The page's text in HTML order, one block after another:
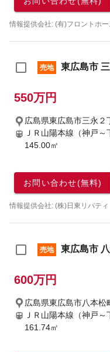
情報提供会社: (有)フロントホー
売地 東広島市
550万円
広島県東広島市三永２
ＪＲ山陽本線（神戸～
145.00㎡
お問い合わせ(無料)
情報提供会社: (株)日東リバティ
売地 東広島市
600万円
広島県東広島市八本松
ＪＲ山陽本線（神戸
161.74㎡